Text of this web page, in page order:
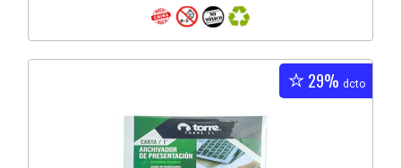
29% dcto